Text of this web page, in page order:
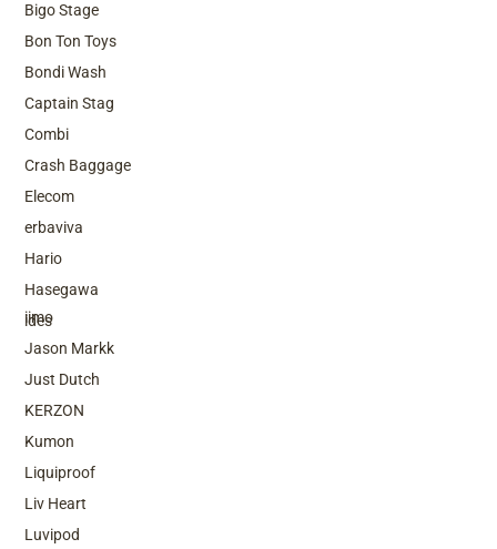
Top Brands
iimo
Jason Markk
Just Dutch
KERZON
Kumon
Liquiproof
Liv Heart
Luvipod
Bigo Stage
Bon Ton Toys
Bondi Wash
Captain Stag
Combi
Crash Baggage
Elecom
erbaviva
Hario
Hasegawa
ides